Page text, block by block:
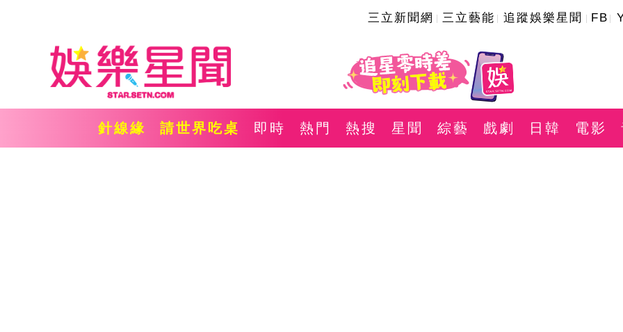
三立新聞網 三立藝能 追蹤娛樂星聞 FB
針線緣 請世界吃桌 即時 熱門 熱搜 星聞 綜藝 戲劇 日韓 電影